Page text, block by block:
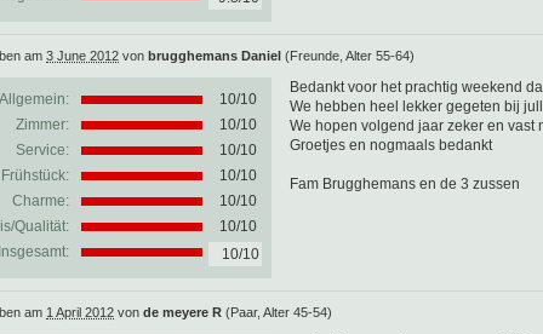
am 3 June 2012 von brugghemans Daniel (Freunde, Alter 55-64)
Allgemein: 10/10
Zimmer:
10/10
Service:
10/10
Frühstück:
10/10
Charme:
10/10
Qualität:
10/10
Insgesamt:
10/10
Bedankt voor het prachtig weekend
We hebben heel lekker gegeten bij
We hopen volgend jaar zeker en vast
Groetjes en nogmaals bedankt
Fam Brugghemans en de 3 zussen
am 1 April 2012 von de meyere R (Paar, Alter 45-54)